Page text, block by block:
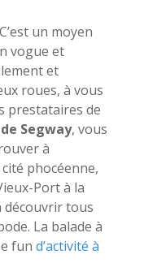
un moyen
vogue et
et
roues, à vous
prestataires de
Segway, vous
à
phocéenne,
Port à la
découvrir tous
La balade à
fun d’activité à